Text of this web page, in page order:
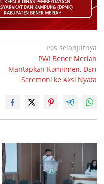
Pos selanjutnya
PWI Bener Meriah
Mantapkan Komitmen, Dari
Seremoni ke Aksi Nyata